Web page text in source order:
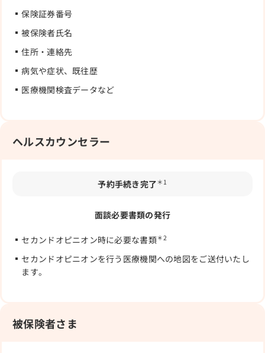
保険証券番号
被保険者氏名
住所・連絡先
病気や症状、既往歴
医療機関検査データなど
ヘルスカウンセラー
予約手続き完了 ＊1
面談必要書類の発行
セカンドオピニオン時に必要な書類＊2
セカンドオピニオンを行う医療機関への地図をご送付いたし
ます。
被保険者さま